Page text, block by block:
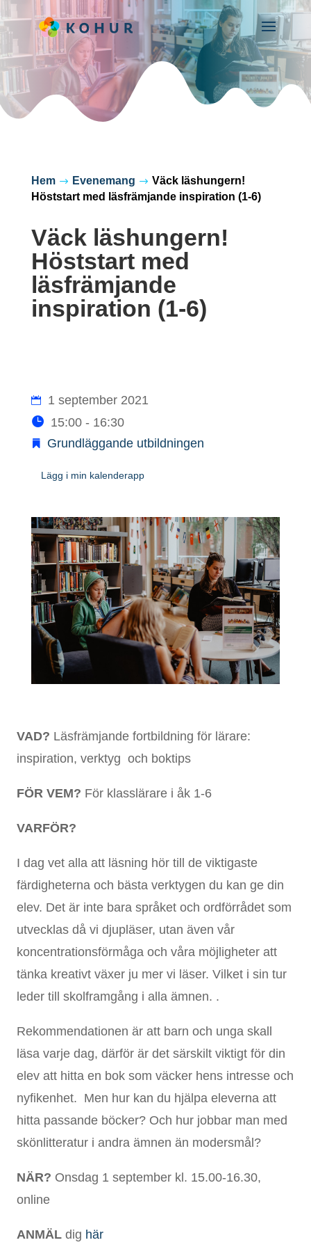
Hem $ Evenemang $ Väck läshungern!
Höststart med läsfrämjande inspiration (1-6)
Väck läshungern!
Höststart med
läsfrämjande
inspiration (1-6)
1 september 2021
15:00 - 16:30
Grundläggande utbildningen
Lägg i min kalenderapp
VAD? Läsfrämjande fortbildning för lärare:
inspiration, verktyg och boktips
FÖR VEM? För klasslärare i åk 1-6
VARFÖR?
I dag vet alla att läsning hör till de viktigaste
färdigheterna och bästa verktygen du kan ge din
elev. Det är inte bara språket och ordförrådet som
utvecklas då vi djupläser, utan även vår
koncentrationsförmåga och våra möjligheter att
tänka kreativt växer ju mer vi läser. Vilket i sin tur
leder till skolframgång i alla ämnen. .
Rekommendationen är att barn och unga skall
läsa varje dag, därför är det särskilt viktigt för din
elev att hitta en bok som väcker hens intresse och
nyfikenhet. Men hur kan du hjälpa eleverna att
hitta passande böcker? Och hur jobbar man med
skönlitteratur i andra ämnen än modersmål?
NÄR? Onsdag 1 september kl. 15.00-16.30,
online
ANMÄL dig här